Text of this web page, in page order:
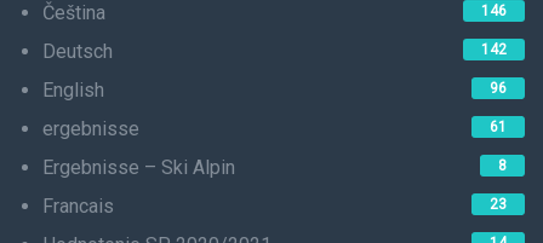
Čeština 146
Deutsch 142
English 96
ergebnisse 61
Ergebnisse – Ski Alpin 8
Francais 23